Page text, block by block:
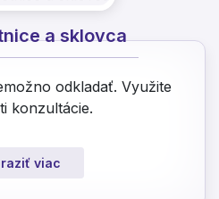
a sklovca
odkladať. Využite
konzultácie.
viac